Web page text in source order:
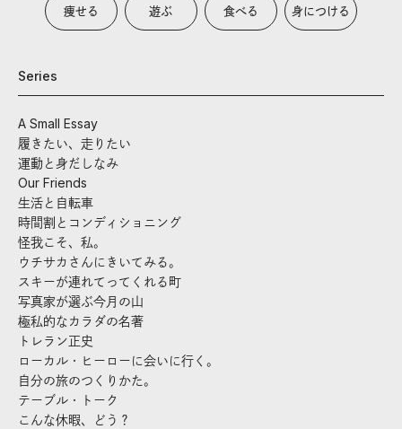
痩せる 遊ぶ 食べる 身につける
Series
A Small Essay
履きたい、走りたい
運動と身だしなみ
Our Friends
生活と自転車
時間割とコンディショニング
怪我こそ、私。
ウチサカさんにきいてみる。
スキーが連れてってくれる町
写真家が選ぶ今月の山
極私的なカラダの名著
トレラン正史
ローカル・ヒーローに会いに行く。
自分の旅のつくりかた。
テーブル・トーク
こんな休暇、どう？